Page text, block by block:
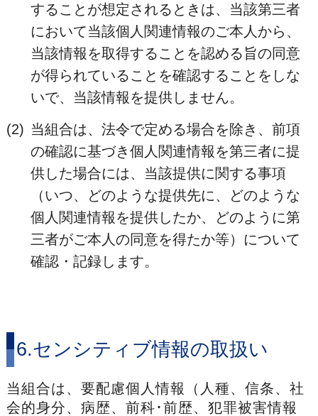
することが想定されるときは、当該第三者
において当該個人関連情報のご本人から、
当該情報を取得することを認める旨の同意
が得られていることを確認することをしな
いで、当該情報を提供しません。
(2) 当組合は、法令で定める場合を除き、前項
の確認に基づき個人関連情報を第三者に提
供した場合には、当該提供に関する事項
（いつ、どのような提供先に、どのような
個人関連情報を提供したか、どのように第
三者がご本人の同意を得たか等）について
確認・記録します。
6.センシティブ情報の取扱い
当組合は、要配慮個人情報（人種、信条、社
会的身分、病歴、前科･前歴、犯罪被害情報